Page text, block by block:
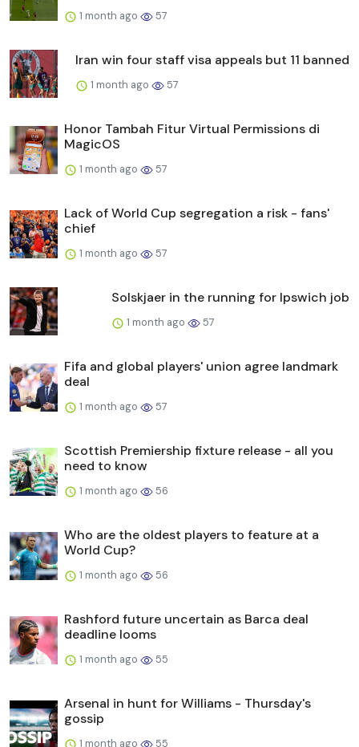
1 month ago 57
Iran win four staff visa appeals but 11 banned
1 month ago 57
Honor Tambah Fitur Virtual Permissions di
MagicOS
1 month ago 57
Lack of World Cup segregation a risk - fans'
chief
1 month ago 57
Solskjaer in the running for Ipswich job
1 month ago 57
Fifa and global players' union agree landmark
deal
1 month ago 57
Scottish Premiership fixture release - all you
need to know
1 month ago 56
Who are the oldest players to feature at a
World Cup?
1 month ago 56
Rashford future uncertain as Barca deal
deadline looms
1 month ago 55
Arsenal in hunt for Williams - Thursday's
gossip
1 month ago 55